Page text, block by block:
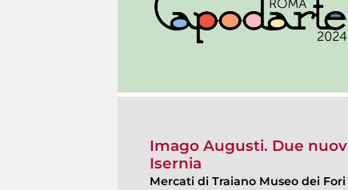
Imago Augusti. Due
Isernia
Mercati di Traiano Museo dei